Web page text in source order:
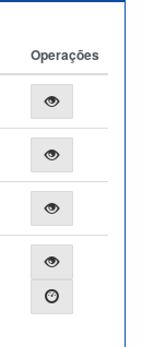
Operações